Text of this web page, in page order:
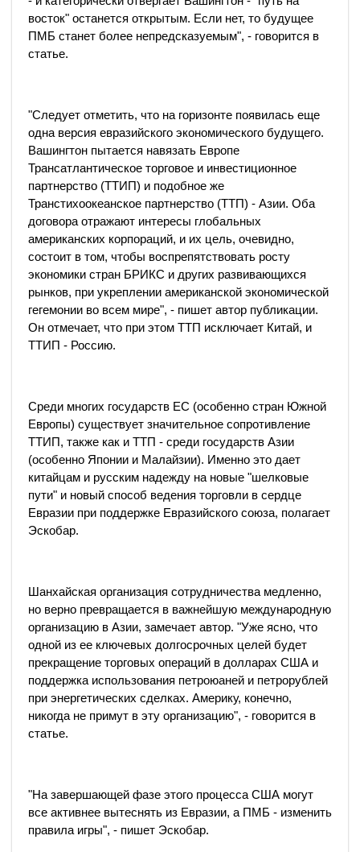
восток" останется открытым. Если нет, то будущее
ПМБ станет более непредсказуемым", - говорится в
статье.
"Следует отметить, что на горизонте появилась еще
одна версия евразийского экономического будущего.
Вашингтон пытается навязать Европе
Трансатлантическое торговое и инвестиционное
партнерство (ТТИП) и подобное же
Транстихоокеанское партнерство (ТТП) - Азии. Оба
договора отражают интересы глобальных
американских корпораций, и их цель, очевидно,
состоит в том, чтобы воспрепятствовать росту
экономики стран БРИКС и других развивающихся
рынков, при укреплении американской экономической
гегемонии во всем мире", - пишет автор публикации.
Он отмечает, что при этом ТТП исключает Китай, и
ТТИП - Россию.
Среди многих государств ЕС (особенно стран Южной
Европы) существует значительное сопротивление
ТТИП, также как и ТТП - среди государств Азии
(особенно Японии и Малайзии). Именно это дает
китайцам и русским надежду на новые "шелковые
пути" и новый способ ведения торговли в сердце
Евразии при поддержке Евразийского союза, полагает
Эскобар.
Шанхайская организация сотрудничества медленно,
но верно превращается в важнейшую международную
организацию в Азии, замечает автор. "Уже ясно, что
одной из ее ключевых долгосрочных целей будет
прекращение торговых операций в долларах США и
поддержка использования петроюаней и петрорублей
при энергетических сделках. Америку, конечно,
никогда не примут в эту организацию", - говорится в
статье.
"На завершающей фазе этого процесса США могут
все активнее вытеснять из Евразии, а ПМБ - изменить
правила игры", - пишет Эскобар.